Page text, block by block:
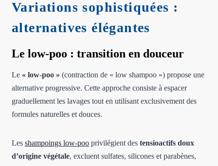
Variations sophistiquées :
alternatives élégantes
Le low-poo : transition en douceur
Le « low-poo » (contraction de « low shampoo ») propose une
alternative progressive. Cette approche consiste à espacer
graduellement les lavages tout en utilisant exclusivement des
formules naturelles et douces.
Les shampoings low-poo privilégient des tensioactifs doux
d’origine végétale, excluent sulfates, silicones et parabènes,